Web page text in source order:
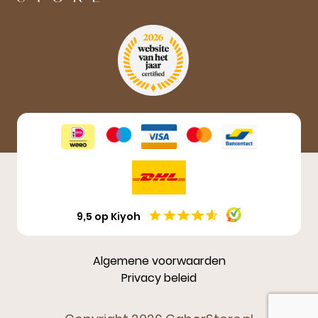
Aanmelden
9,5 op Kiyoh
Algemene voorwaarden
Privacy beleid